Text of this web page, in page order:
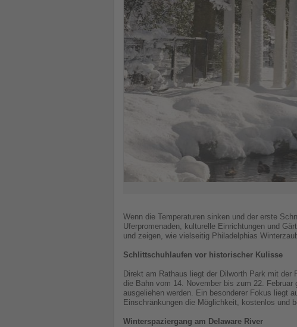
Wenn die Temperaturen sinken und der erste
Uferpromenaden, kulturelle Einrichtungen und
und zeigen, wie vielseitig Philadelphias
Schlittschuhlaufen vor historischer Kulisse
Direkt am Rathaus liegt der Dilworth Park mit
die Bahn vom 14. November bis zum 22.
ausgeliehen werden. Ein besonderer Fokus liegt
Einschränkungen die Möglichkeit, kostenlos und
Winterspaziergang am Delaware River